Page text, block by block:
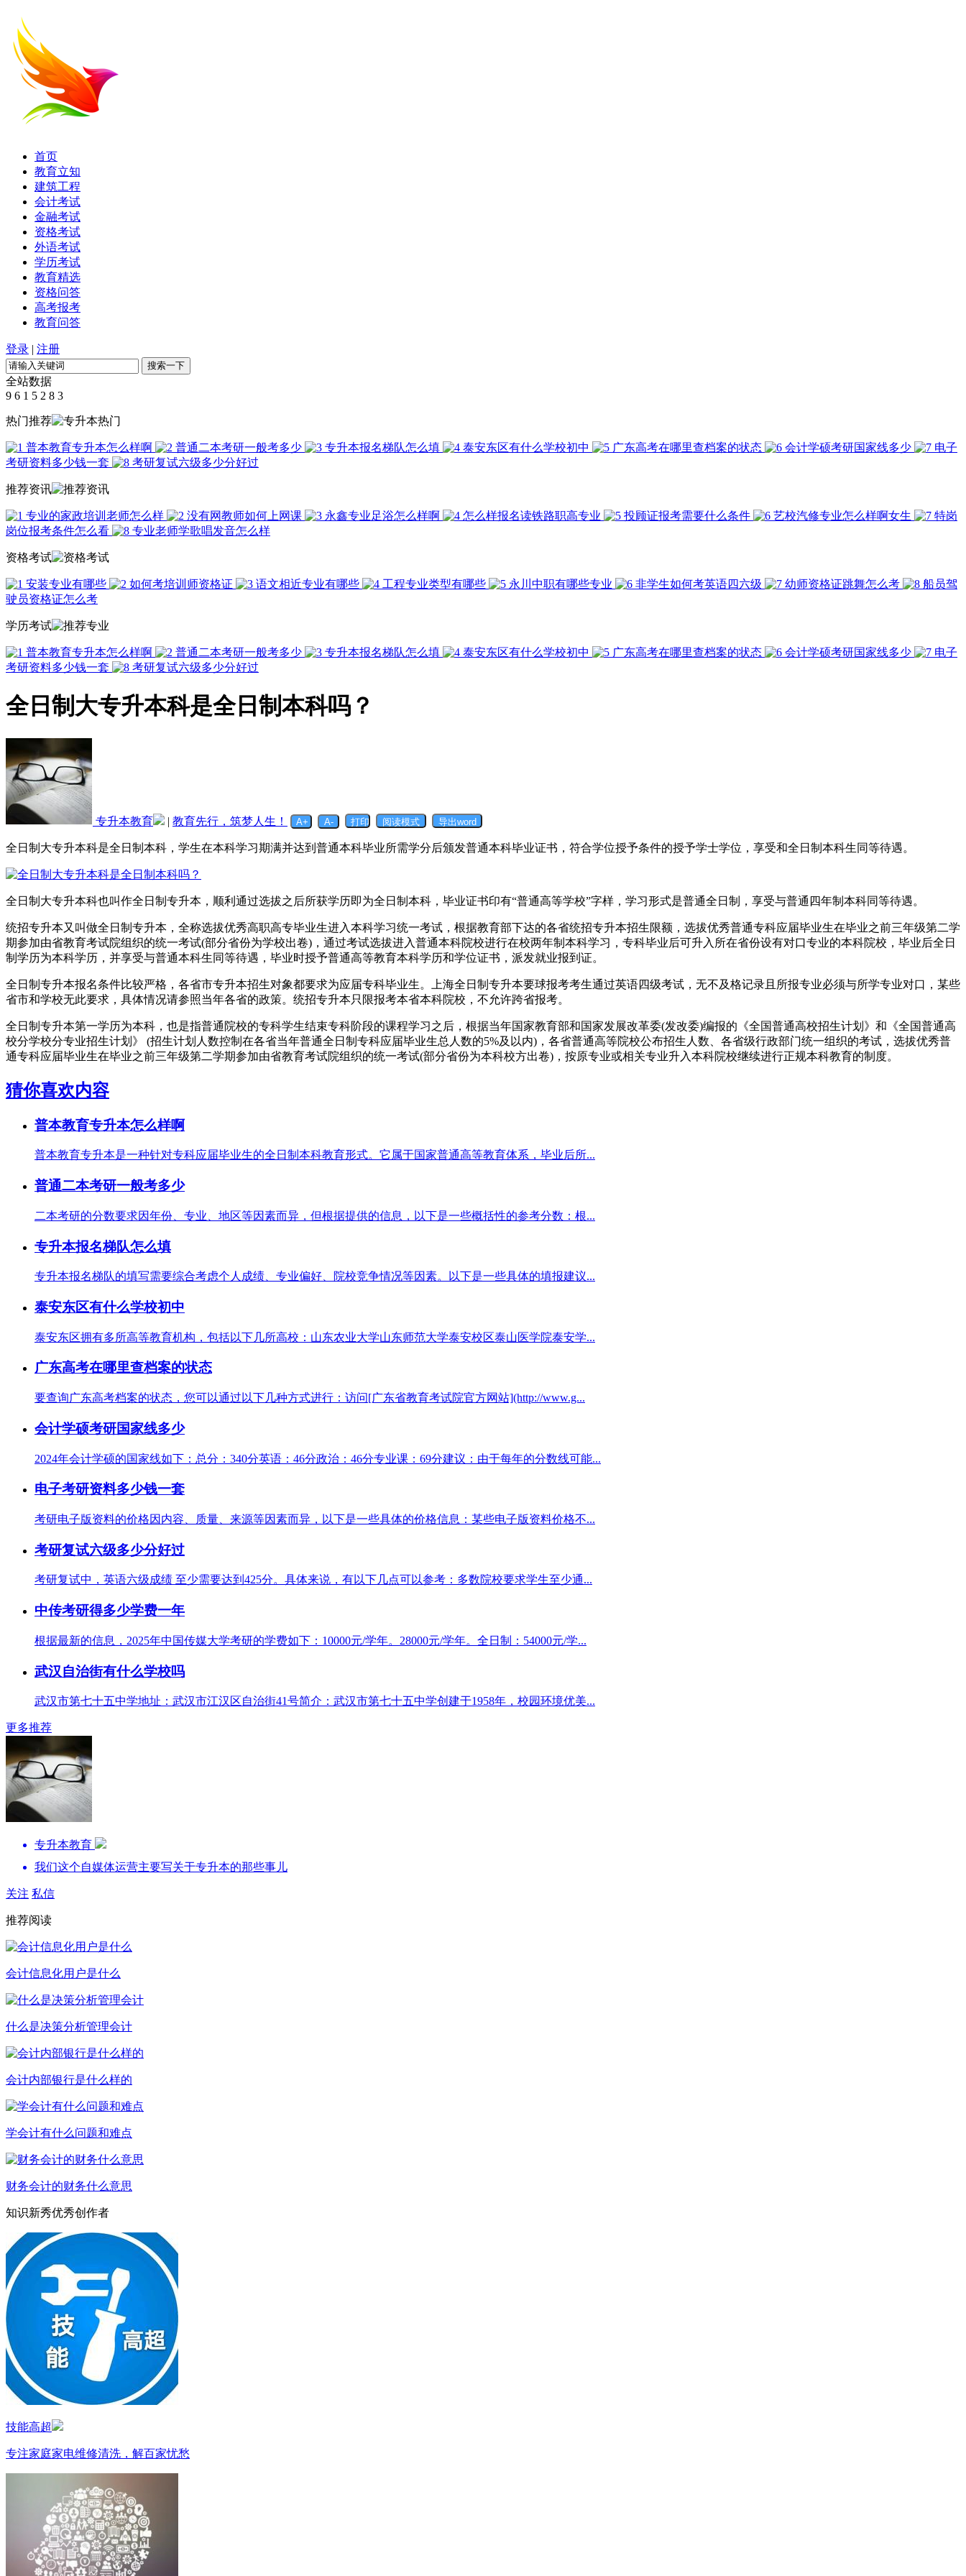
首页
教育立知
建筑工程
会计考试
金融考试
资格考试
外语考试
学历考试
教育精选
资格问答
高考报考
教育问答
登录 | 注册
全站数据
9 6 1 5 2 8 3
热门推荐
普本教育专升本怎么样啊 普通二本考研一般考多少 专升本报名梯队怎么填 泰安东区有什么学校初中 广东高考在哪里查档案的状态 会计学硕考研国家线多少
电子
考研资料多少钱一套
考研复试六级多少分好过
推荐资讯
专业的家政培训老师怎么样 没有网教师如何上网课 永鑫专业足浴怎么样啊 怎么样报名读铁路职高专业 投顾证报考需要什么条件 艺校汽修专业怎么样啊女生
特岗
岗位报考条件怎么看
专业老师学歌唱发音怎么样
资格考试
安装专业有哪些 如何考培训师资格证 语文相近专业有哪些 工程专业类型有哪些 永川中职有哪些专业 非学生如何考英语四六级 幼师资格证跳舞怎么考
船员驾
驶员资格证怎么考
学历考试
普本教育专升本怎么样啊 普通二本考研一般考多少 专升本报名梯队怎么填 泰安东区有什么学校初中 广东高考在哪里查档案的状态 会计学硕考研国家线多少
电子
考研资料多少钱一套
考研复试六级多少分好过
全日制大专升本科是全日制本科吗？
专升本教育 | 教育先行，筑梦人生！
全日制大专升本科是全日制本科，学生在本科学习期满并达到普通本科毕业所需学分后颁发普通本科毕业证书，符合学位授予条件的授予学士学位，享受和全日制本科生同等待遇。
全日制大专升本科也叫作全日制专升本，顺利通过选拔之后所获学历即为全日制本科，毕业证书印有“普通高等学校”字样，学习形式是普通全日制，享受与普通四年制本科同等待遇。
统招专升本又叫做全日制专升本，全称选拔优秀高职高专毕业生进入本科学习统一考试，根据教育部下达的各省统招专升本招生限额，选拔优秀普通专科应届毕业生在毕业之前三年级第二学
期参加由省教育考试院组织的统一考试(部分省份为学校出卷)，通过考试选拔进入普通本科院校进行在校两年制本科学习，专科毕业后可升入所在省份设有对口专业的本科院校，毕业后全日
制学历为本科学历，并享受与普通本科生同等待遇，毕业时授予普通高等教育本科学历和学位证书，派发就业报到证。
全日制专升本报名条件比较严格，各省市专升本招生对象都要求为应届专科毕业生。上海全日制专升本要球报考考生通过英语四级考试，无不及格记录且所报专业必须与所学专业对口，某些
省市和学校无此要求，具体情况请参照当年各省的政策。统招专升本只限报考本省本科院校，不允许跨省报考。
全日制专升本第一学历为本科，也是指普通院校的专科学生结束专科阶段的课程学习之后，根据当年国家教育部和国家发展改革委(发改委)编报的《全国普通高校招生计划》和《全国普通高
校分学校分专业招生计划》 (招生计划人数控制在各省当年普通全日制专科应届毕业生总人数的5%及以内)，各省普通高等院校公布招生人数、各省级行政部门统一组织的考试，选拔优秀普
通专科应届毕业生在毕业之前三年级第二学期参加由省教育考试院组织的统一考试(部分省份为本科校方出卷)，按原专业或相关专业升入本科院校继续进行正规本科教育的制度。
猜你喜欢内容
普本教育专升本怎么样啊
普本教育专升本是一种针对专科应届毕业生的全日制本科教育形式。它属于国家普通高等教育体系，毕业后所...
普通二本考研一般考多少
二本考研的分数要求因年份、专业、地区等因素而异，但根据提供的信息，以下是一些概括性的参考分数：根...
专升本报名梯队怎么填
专升本报名梯队的填写需要综合考虑个人成绩、专业偏好、院校竞争情况等因素。以下是一些具体的填报建议...
泰安东区有什么学校初中
泰安东区拥有多所高等教育机构，包括以下几所高校：山东农业大学山东师范大学泰安校区泰山医学院泰安学...
广东高考在哪里查档案的状态
要查询广东高考档案的状态，您可以通过以下几种方式进行：访问[广东省教育考试院官方网站](http://www.g...
会计学硕考研国家线多少
2024年会计学硕的国家线如下：总分：340分英语：46分政治：46分专业课：69分建议：由于每年的分数线可能...
电子考研资料多少钱一套
考研电子版资料的价格因内容、质量、来源等因素而异，以下是一些具体的价格信息：某些电子版资料价格不...
考研复试六级多少分好过
考研复试中，英语六级成绩 至少需要达到425分。具体来说，有以下几点可以参考：多数院校要求学生至少通...
中传考研得多少学费一年
根据最新的信息，2025年中国传媒大学考研的学费如下：10000元/学年。28000元/学年。全日制：54000元/学...
武汉自治街有什么学校吗
武汉市第七十五中学地址：武汉市江汉区自治街41号简介：武汉市第七十五中学创建于1958年，校园环境优美...
更多推荐
专升本教育
我们这个自媒体运营主要写关于专升本的那些事儿
关注 私信
推荐阅读
会计信息化用户是什么
什么是决策分析管理会计
会计内部银行是什么样的
学会计有什么问题和难点
财务会计的财务什么意思
知识新秀优秀创作者
技能高超
专注家庭家电维修清洗，解百家忧愁